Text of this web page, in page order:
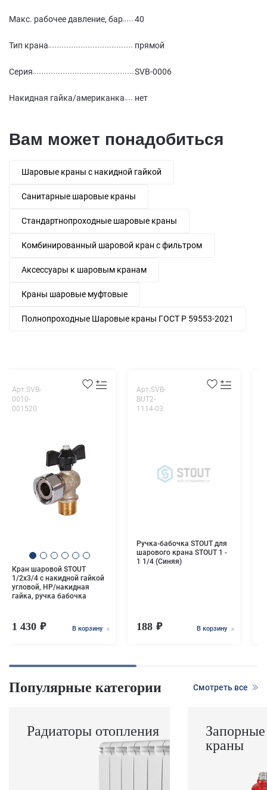
Макс. рабочее давление, бар 40
Тип крана прямой
Серия SVB-0006
Накидная гайка/американка нет
Вам может понадобиться
Шаровые краны с накидной гайкой
Санитарные шаровые краны
Стандартнопроходные шаровые краны
Комбинированный шаровой кран с фильтром
Аксессуары к шаровым кранам
Краны шаровые муфтовые
Полнопроходные Шаровые краны ГОСТ Р 59553-2021
Арт.SVB-
0010-
001520
Кран шаровой STOUT
1/2x3/4 с накидной гайкой
угловой, НР/накидная
гайка, ручка бабочка
1 430 В корзину
Арт.SVB-
BUT2-
1114-03
Ручка-бабочка STOUT для
шарового крана STOUT 1 -
1 1/4 (Синяя)
188 В корзину
Популярные категории Смотреть все
Радиаторы отопления
краны